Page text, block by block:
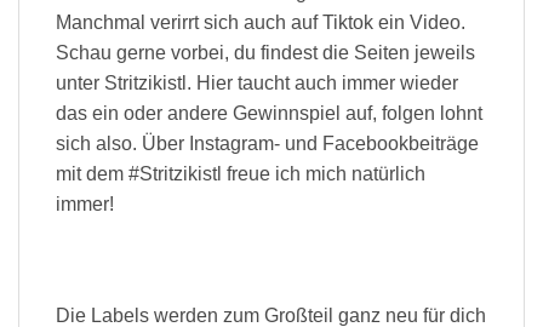
Manchmal verirrt sich auch auf Tiktok ein Video.
Schau gerne vorbei, du findest die Seiten jeweils
unter Stritzikistl. Hier taucht auch immer wieder
das ein oder andere Gewinnspiel auf, folgen lohnt
sich also. Über Instagram- und Facebookbeiträge
mit dem #Stritzikistl freue ich mich natürlich
immer!
Die Labels werden zum Großteil ganz neu für dich